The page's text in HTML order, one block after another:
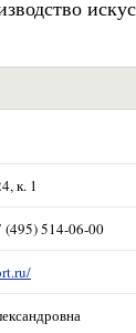
к. 1
(495) 514-06-00